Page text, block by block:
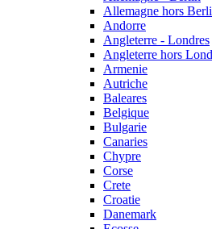
Allemagne hors
Andorre
Angleterre - Londres
Angleterre hors
Armenie
Autriche
Baleares
Belgique
Bulgarie
Canaries
Chypre
Corse
Crete
Croatie
Danemark